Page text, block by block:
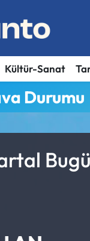
Kültür-Sanat
Durumu